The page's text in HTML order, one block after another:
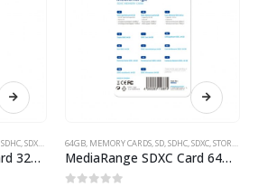
SDHC,SDXC , STORAGE MEDIA,ΠΡΟΪΌΝΤΑ ΠΛΗΡΟΦΟΡΙΚΉΣ -
MediaRange SDHC Card 32GB Cl.10 MR964
64GB, MEMORY CARDS,SD,SDHC,SDXC,STORAGE MEDIA
MediaRange SDXC Card 64GB Cl.10 MR965